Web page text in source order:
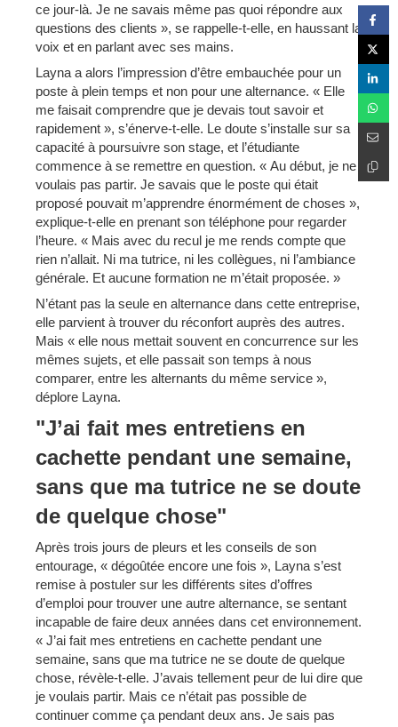
ce jour-là. Je ne savais même pas quoi répondre aux
questions des clients », se rappelle-t-elle, en haussant la
voix et en parlant avec ses mains.
Layna a alors l’impression d’être embauchée pour un
poste à plein temps et non pour une alternance. « Elle
me faisait comprendre que je devais tout savoir et
rapidement », s’énerve-t-elle. Le doute s’installe sur sa
capacité à poursuivre son stage, et l’étudiante
commence à se remettre en question. « Au début, je ne
voulais pas partir. Je savais que le poste qui était
proposé pouvait m’apprendre énormément de choses »,
explique-t-elle en prenant son téléphone pour regarder
l’heure. « Mais avec du recul je me rends compte que
rien n’allait. Ni ma tutrice, ni les collègues, ni l’ambiance
générale. Et aucune formation ne m’était proposée. »
N’étant pas la seule en alternance dans cette entreprise,
elle parvient à trouver du réconfort auprès des autres.
Mais « elle nous mettait souvent en concurrence sur les
mêmes sujets, et elle passait son temps à nous
comparer, entre les alternants du même service »,
déplore Layna.
"J’ai fait mes entretiens en
cachette pendant une semaine,
sans que ma tutrice ne se doute
de quelque chose"
Après trois jours de pleurs et les conseils de son
entourage, « dégoûtée encore une fois », Layna s’est
remise à postuler sur les différents sites d’offres
d’emploi pour trouver une autre alternance, se sentant
incapable de faire deux années dans cet environnement.
« J’ai fait mes entretiens en cachette pendant une
semaine, sans que ma tutrice ne se doute de quelque
chose, révèle-t-elle. J’avais tellement peur de lui dire que
je voulais partir. Mais ce n’était pas possible de
continuer comme ça pendant deux ans. Je sais pas